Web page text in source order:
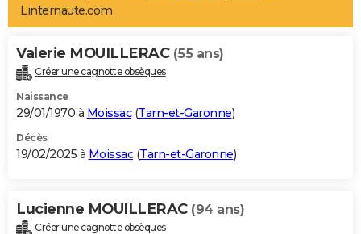
Art de vivre
Bien-être
Loisirs
Mode
Modes de vie
Alimentation
Guide de la santé
Maladies
Médicaments
Sommeil
VOYAGE
Destinations
City break
Voyage nature
Voyage de noces
Forum
Climat
+PHOTO
GUIDES D'ACHAT
BONS PLANS
Carte de Noël
Carte Bonne année
Carte Saint-Valentin
Carte Pâques
Carte d'anniversaire
DICTIONNAIRE
Linternaute.com
Valerie MOUILLERAC (55 ans)
Créer une cagnotte obsèques
Naissance
29/01/1970 à Moissac(Tarn-et-Garonne)
Décès
19/02/2025 à Moissac(Tarn-et-Garonne)
Lucienne MOUILLERAC (94 ans)
Créer une cagnotte obsèques